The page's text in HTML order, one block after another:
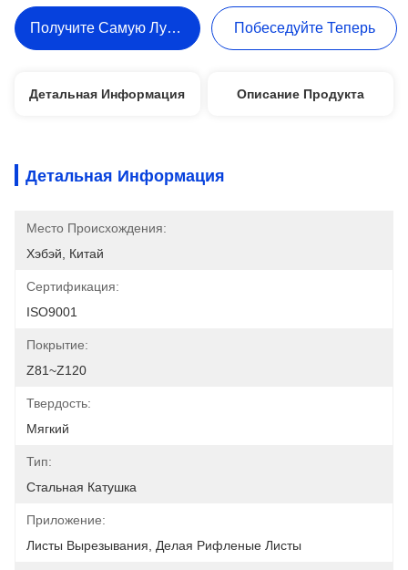
Получите Самую Лучшую Цену Побеседуйте Теперь
Детальная Информация Описание Продукта
Детальная Информация
Место Происхождения:
Хэбэй, Китай
Сертификация:
ISO9001
Покрытие:
Z81~Z120
Твердость:
Мягкий
Тип:
Стальная Катушка
Приложение:
Листы Вырезывания, Делая Рифленые Листы